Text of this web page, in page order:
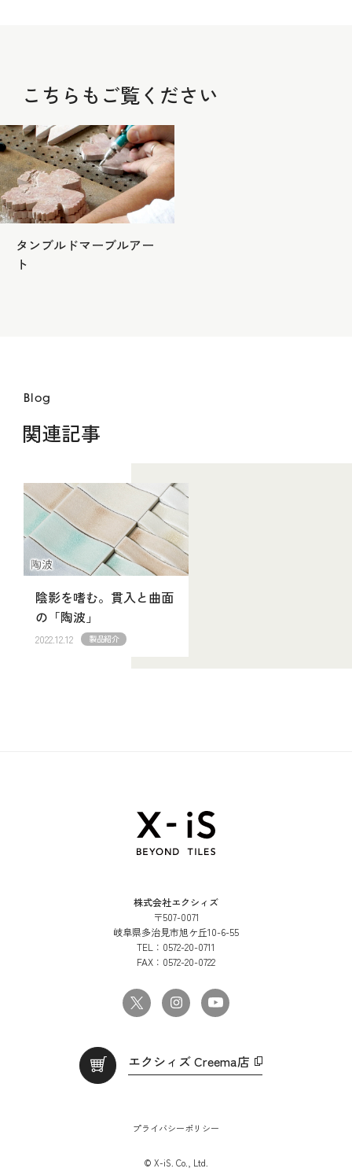
こちらもご覧ください
タンブルドマーブルアー
ト
Blog
関連記事
陰影を嗜む。貫入と曲面
の「陶波」
2022.12.12 製品紹介
株式会社エクシィズ
〒507-0071
岐阜県多治見市旭ケ丘10-6-55
TEL： 0572-20-0711
FAX： 0572-20-0722
エクシィズ Creema店
プライバシーポリシー
© X-iS. Co., Ltd.